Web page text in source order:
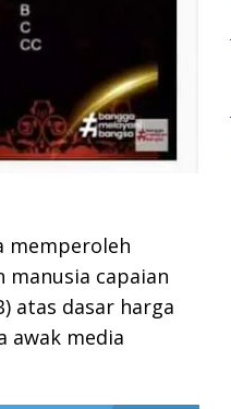
memperoleh
manusia capaian
atas dasar harga
awak media